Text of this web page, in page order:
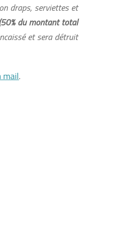
draps, serviettes et
du montant total
et sera détruit
mail.